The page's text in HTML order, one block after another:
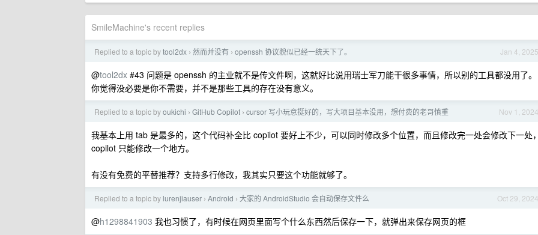
SmileMachine's recent replies
Jan 4, 2025
Replied to a topic bytool2dx › 然而并没有 › openssh 协议貌似已经一统天下了。
@tool2dx #43 问题是 openssh 的主业就不是传文件啊，这就好比说用瑞士军刀能干很多事情，所以别的工具都没用了。
你觉得没必要是你不需要，并不是那些工具的存在没有意义。
Nov 1, 2024
Replied to a topic byoukichi › GitHub Copilot › cursor 写小玩意挺好的，写大项目基本没用，想付费的老哥慎重
我基本上用 tab 是最多的，这个代码补全比 copilot 要好上不少，可以同时修改多个位置，而且修改完一处会修改下一处，
copilot 只能修改一个地方。
有没有免费的平替推荐？支持多行修改，我其实只要这个功能就够了。
Oct 29, 2024
Replied to a topic by lurenjiauser › Android › 大家的 AndroidStudio 会自动保存文件么
@h1298841903 我也习惯了，有时候在网页里面写个什么东西然后保存一下，就弹出来保存网页的框